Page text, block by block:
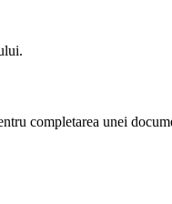
completarea unei